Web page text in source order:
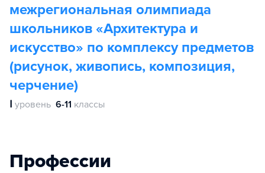
межрегиональная олимпиада
школьников «Архитектура и
искусство» по комплексу предметов
(рисунок, живопись, композиция,
черчение)
Ⅰ уровень 6-11 классы
Профессии